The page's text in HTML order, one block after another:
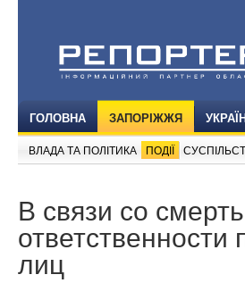
ГОЛОВНА ЗАПОРІЖЖЯ
ВЛАДА ТА ПОЛІТИКА ПОДІЇ
В связи со
лиц